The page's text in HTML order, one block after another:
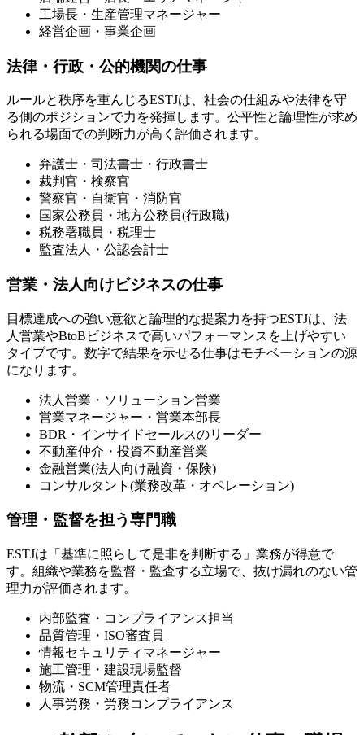
工場長・生産管理マネージャー
経営企画・事業企画
法律・行政・公的機関の仕事
ルールと秩序を重んじるESTJは、社会の仕組みや法律を守
る側のポジションで力を発揮します。公平性と論理性が求め
られる場面での判断力が高く評価されます。
弁護士・司法書士・行政書士
裁判官・検察官
警察官・自衛官・消防官
国家公務員・地方公務員(行政職)
税務署職員・税理士
監査法人・公認会計士
営業・法人向けビジネスの仕事
目標達成への強い意欲と論理的な提案力を持つESTJは、法
人営業やBtoBビジネスで高いパフォーマンスを上げやすい
タイプです。数字で結果を示せる仕事はモチベーションの源
になります。
法人営業・ソリューション営業
営業マネージャー・営業本部長
BDR・インサイドセールスのリーダー
不動産仲介・投資不動産営業
金融営業(法人向け融資・保険)
コンサルタント(業務改革・オペレーション)
管理・監督を担う専門職
ESTJは「基準に照らして是非を判断する」業務が得意で
す。組織や業務を監督・監査する立場で、抜け漏れのない管
理力が評価されます。
内部監査・コンプライアンス担当
品質管理・ISO審査員
情報セキュリティマネージャー
施工管理・建設現場監督
物流・SCM管理責任者
人事労務・労務コンプライアンス